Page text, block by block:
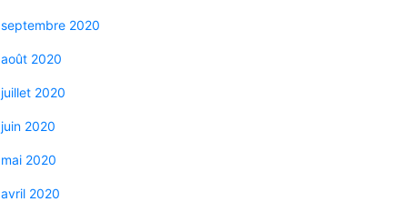
septembre 2020
août 2020
juillet 2020
juin 2020
mai 2020
avril 2020